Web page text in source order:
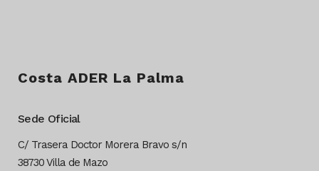
Costa ADER La Palma
Sede Oficial
C/ Trasera Doctor Morera Bravo s/n
38730 Villa de Mazo